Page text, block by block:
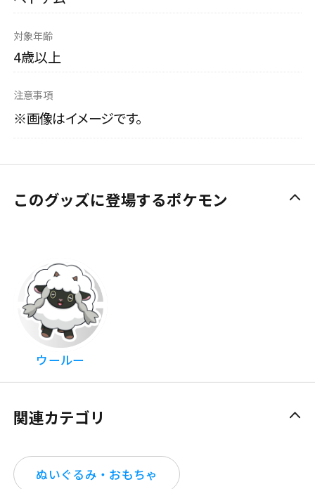
対象年齢
4歳以上
注意事項
※画像はイメージです。
このグッズに登場するポケモン
ウールー
関連カテゴリ
ぬいぐるみ・おもちゃ